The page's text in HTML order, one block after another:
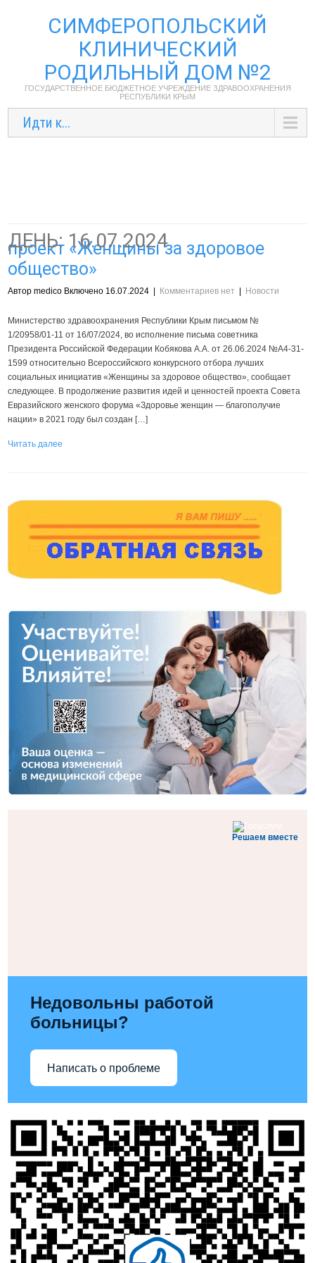
СИМФЕРОПОЛЬСКИЙ
КЛИНИЧЕСКИЙ
РОДИЛЬНЫЙ ДОМ №2
ГОСУДАРСТВЕННОЕ БЮДЖЕТНОЕ УЧРЕЖДЕНИЕ ЗДРАВООХРАНЕНИЯ
РЕСПУБЛИКИ КРЫМ
Идти к...
ДЕНЬ: 16.07.2024
проект «Женщины за здоровое
общество»
Автор medico Включено 16.07.2024 Комментариев нет Новости
Министерство здравоохранения Республики Крым письмом №
1/20958/01-11 от 16/07/2024, во исполнение письма советника
Президента Российской Федерации Кобякова А.А. от 26.06.2024 №А4-31-
1599 относительно Всероссийского конкурсного отбора лучших
социальных инициатив «Женщины за здоровое общество», сообщает
следующее. В продолжение развития идей и ценностей проекта Совета
Евразийского женского форума «Здоровье женщин — благополучие
нации» в 2021 году был создан […]
Читать далее
Решаем вместе
Недовольны работой
больницы?
Написать о проблеме